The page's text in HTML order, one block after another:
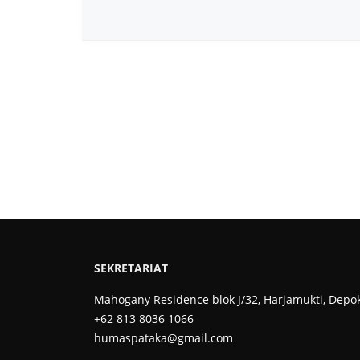
SEKRETARIAT
Mahogany Residence blok J/32, Harjamukti,
+62 813 8036 1066
humaspataka@gmail.com